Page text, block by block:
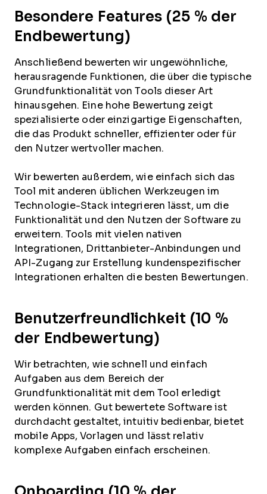
Besondere Features (25 % der
Endbewertung)
Anschließend bewerten wir ungewöhnliche,
herausragende Funktionen, die über die typische
Grundfunktionalität von Tools dieser Art
hinausgehen. Eine hohe Bewertung zeigt
spezialisierte oder einzigartige Eigenschaften,
die das Produkt schneller, effizienter oder für
den Nutzer wertvoller machen.
Wir bewerten außerdem, wie einfach sich das
Tool mit anderen üblichen Werkzeugen im
Technologie-Stack integrieren lässt, um die
Funktionalität und den Nutzen der Software zu
erweitern. Tools mit vielen nativen
Integrationen, Drittanbieter-Anbindungen und
API-Zugang zur Erstellung kundenspezifischer
Integrationen erhalten die besten Bewertungen.
Benutzerfreundlichkeit (10 %
der Endbewertung)
Wir betrachten, wie schnell und einfach
Aufgaben aus dem Bereich der
Grundfunktionalität mit dem Tool erledigt
werden können. Gut bewertete Software ist
durchdacht gestaltet, intuitiv bedienbar, bietet
mobile Apps, Vorlagen und lässt relativ
komplexe Aufgaben einfach erscheinen.